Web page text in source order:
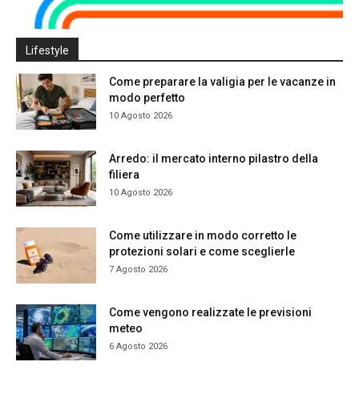
Lifestyle
Come preparare la valigia per le vacanze in
modo perfetto
10 Agosto 2026
Arredo: il mercato interno pilastro della
filiera
10 Agosto 2026
Come utilizzare in modo corretto le
protezioni solari e come sceglierle
7 Agosto 2026
Come vengono realizzate le previsioni
meteo
6 Agosto 2026